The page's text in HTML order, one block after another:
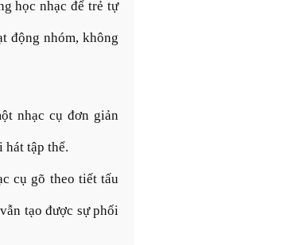
học nhạc để trẻ tự
động nhóm, không
nhạc cụ đơn giản
hát tập thể.
cụ gõ theo tiết tấu
tạo được sự phối